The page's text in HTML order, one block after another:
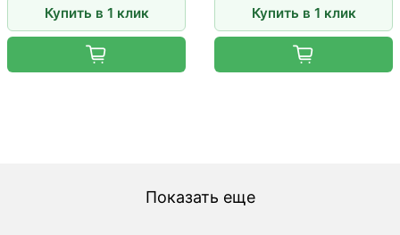
Купить в 1 клик Купить в 1 клик
Показать еще